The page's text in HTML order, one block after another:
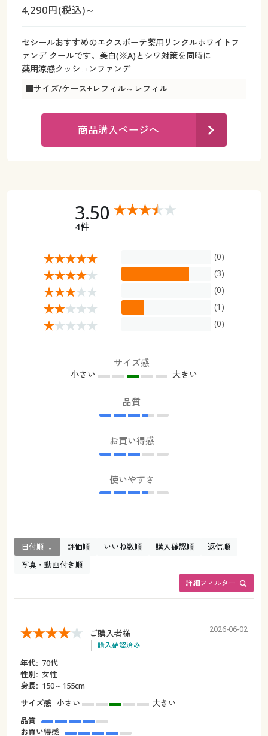
大きいサイズ 事務・制服
デジタルカタログ
カタログ無料プレゼント
マイページ
ご利用ガイド
よくある質問とお問い合わせ
デジタルカタログ
カタログ無料プレゼント
会員メニュー
マイページ
閲覧履歴
よくある質問とお問い合わせ
4,290円(税込)～
セシールおすすめのエクスボーテ薬用リンクルホワイトフ
ァンデ クールです。美白(※A)とシワ対策を同時に
薬用涼感クッションファンデ
■サイズ/ケース+レフィル～レフィル
商品購入ページへ
3.50
4件
(0)
(3)
(0)
(1)
(0)
サイズ感
小さい 大きい
品質
お買い得感
使いやすさ
詳細フィルター
日付順 ↓ 評価順 いいね数順 購入確認順
返信順
写真・動画付き順
ご購入者様
購入確認済み
2026-06-02
年代: 70代
性別: 女性
身長: 150～155cm
サイズ感 小さい
大きい
品質
お買い得感